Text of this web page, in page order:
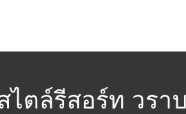
ไตล์รีสอร์ท วรา